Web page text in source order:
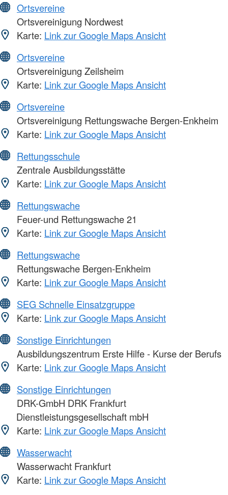
Ortsvereine
Ortsvereinigung Nordwest
Karte: Link zur Google Maps Ansicht
Ortsvereine
Ortsvereinigung Zeilsheim
Karte: Link zur Google Maps Ansicht
Ortsvereine
Ortsvereinigung Rettungswache Bergen-Enkheim
Karte: Link zur Google Maps Ansicht
Rettungsschule
Zentrale Ausbildungsstätte
Karte: Link zur Google Maps Ansicht
Rettungswache
Feuer-und Rettungswache 21
Karte: Link zur Google Maps Ansicht
Rettungswache
Rettungswache Bergen-Enkheim
Karte: Link zur Google Maps Ansicht
SEG Schnelle Einsatzgruppe
Karte: Link zur Google Maps Ansicht
Sonstige Einrichtungen
Ausbildungszentrum Erste Hilfe - Kurse der Berufs
Karte: Link zur Google Maps Ansicht
Sonstige Einrichtungen
DRK-GmbH DRK Frankfurt
Dienstleistungsgesellschaft mbH
Karte: Link zur Google Maps Ansicht
Wasserwacht
Wasserwacht Frankfurt
Karte: Link zur Google Maps Ansicht